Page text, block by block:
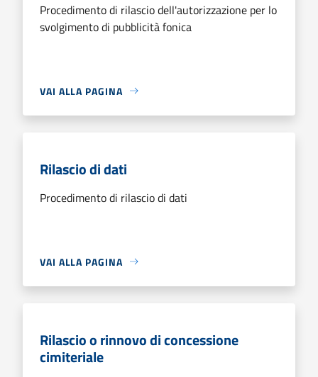
Procedimento di rilascio dell'autorizzazione per lo
svolgimento di pubblicità fonica
VAI ALLA PAGINA
Rilascio di dati
Procedimento di rilascio di dati
VAI ALLA PAGINA
Rilascio o rinnovo di concessione
cimiteriale